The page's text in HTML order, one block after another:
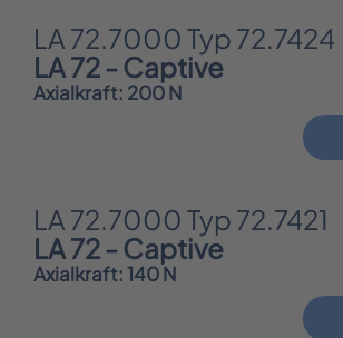
LA 72.7000 Typ 72.7424
LA 72 - Captive
Axialkraft: 200 N
LA 72.7000 Typ 72.7421
LA 72 - Captive
Axialkraft: 140 N